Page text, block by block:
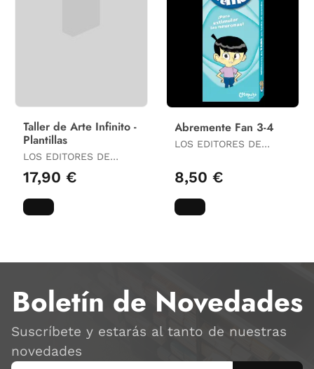
Taller de Arte Infinito -
Plantillas
LOS EDITORES DE
17,90 €
Abremente Fan 3-4
LOS EDITORES DE
8,50 €
Boletín de Novedades
Suscríbete y estarás al tanto de nuestras
novedades